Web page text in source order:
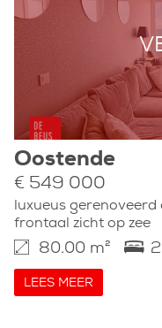
Oostende
€ 549 000
luxueus
frontaal zicht op zee
80.00 m² 2
LEES MEER